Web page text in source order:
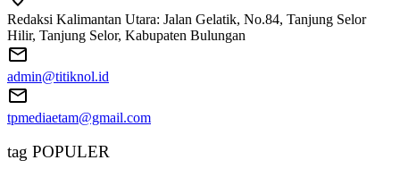
Redaksi Kalimantan Utara: Jalan Gelatik, No.84, Tanjung Selor
Hilir, Tanjung Selor, Kabupaten Bulungan
admin@titiknol.id
tpmediaetam@gmail.com
tag POPULER